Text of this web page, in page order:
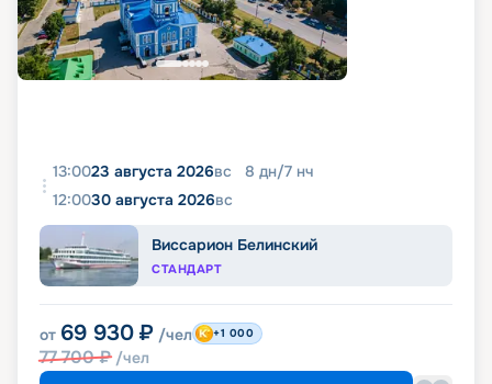
13:0023 августа 2026вс 8 дн/7 нч
12:0030 августа 2026вс
Виссарион Белинский
СТАНДАРТ
от 69 930 ₽ /чел
77 700₽ /чел
+1 000